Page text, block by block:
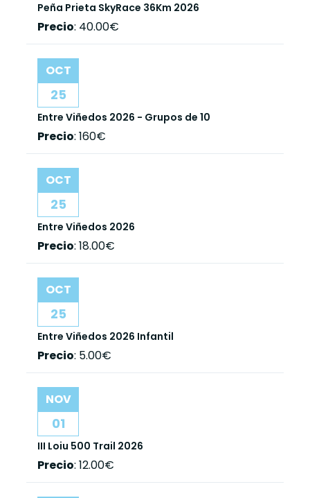
Peña Prieta SkyRace 36Km 2026
Precio: 40.00€
OCT
25
Entre Viñedos 2026 - Grupos de 10
Precio: 160€
OCT
25
Entre Viñedos 2026
Precio: 18.00€
OCT
25
Entre Viñedos 2026 Infantil
Precio: 5.00€
NOV
01
III Loiu 500 Trail 2026
Precio: 12.00€